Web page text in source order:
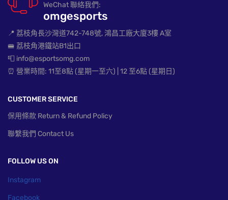
WeChat 聯絡我們:
omgesports
📍 荔枝角長沙灣道742-748號, 鴻昌工廠大廈3樓 A室
🚝 荔枝角港鐵站B1出口
📮 info@esportsomg.com
⏰ 營業時間: 11至8點 (星期一至六) | 12 至6點 (星期日)
CUSTOMER SERVICE
保用條款 Return & Refund Policy
聯繫我們 Contact Us
FOLLOW US ON
Instagram
Facebook